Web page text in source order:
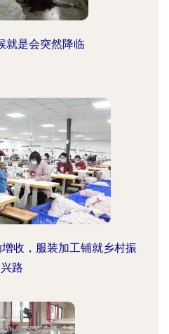
就是会突然降临
收，服装加工铺就乡村振
兴路